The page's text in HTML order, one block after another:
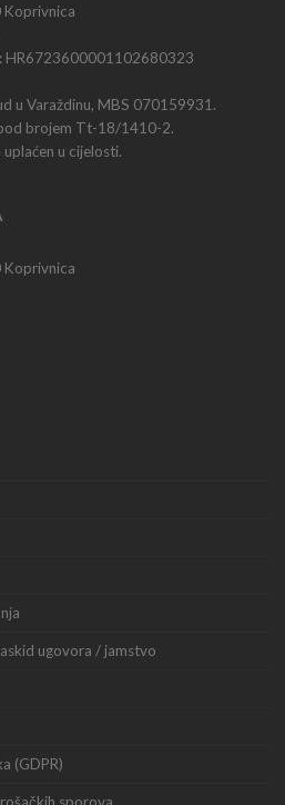
Koprivnica
HR6723600001102680323
u Varaždinu, MBS 070159931.
brojem Tt-18/1410-2.
u cijelosti.
Koprivnica
ugovora / jamstvo
(GDPR)
sporova